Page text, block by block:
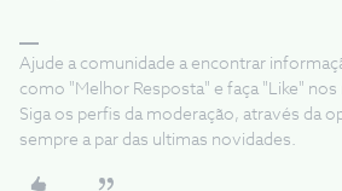
Ajude a comunidade a encontrar
como "Melhor Resposta" e faça "Like"
Siga os perfis da moderação, através da
sempre a par das ultimas novidades.